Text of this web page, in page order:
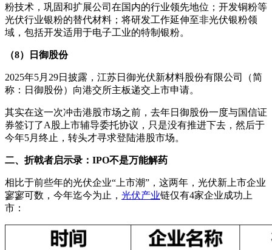
粉技术，巩固和扩展公司在国内的行业领先地位；开发铜粉等
光伏行业银粉的替代材料；将研发工作延伸至非光伏银粉领
域，包括开发适用于电子工业的特制银粉。
（8）日御股份
2025年5月29日披露，江苏日御光伏新材料股份有限公司（简
称：日御股份）向港交所主板递交上市申请。
其实在这一次冲击港股市场之前，去年日御股份一度与国信证
券签订了A股上市辅导委托协议，只是没有推进下去，然后于
今年5月终止，转头才寻求登陆港股市场。
二、折戟者启示录：IPO不是万能解药
相比于前些年的光伏企业“上市潮”，这两年，光伏新上市企业
寥寥可数，今年迄今为止， 光伏产业链仅有4家企业成功上
市：